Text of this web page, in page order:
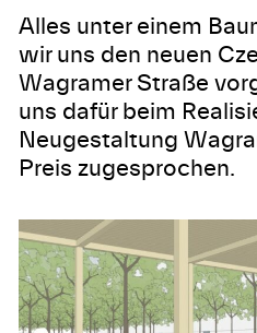
Alles unter einem
wir uns den neuen
Wagramer Straße
uns dafür beim
Neugestaltung
Preis zugesprochen.